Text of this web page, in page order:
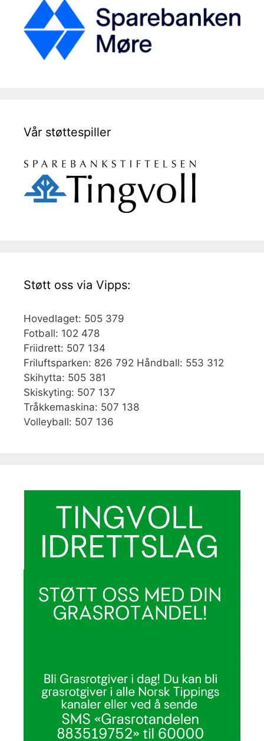
Vår støttespiller
Støtt oss via Vipps:
Hovedlaget: 505 379
Fotball: 102 478
Friidrett: 507 134
Friluftsparken: 826 792 Håndball: 553 312
Skihytta: 505 381
Skiskyting: 507 137
Tråkkemaskina: 507 138
Volleyball: 507 136